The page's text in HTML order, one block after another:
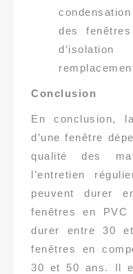
des
Conclusion
En conclusion,
d’une fenêtre
qualité des
l’entretien
peuvent durer
fenêtres en PVC
durer entre 30
fenêtres en
30 et 50 ans. Il